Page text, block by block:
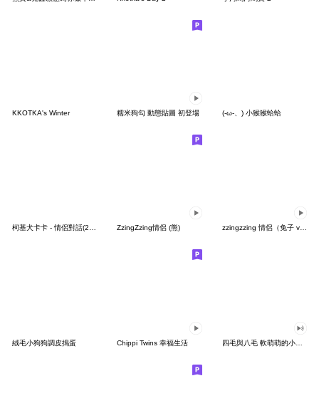
KKOTKA's Winter 糯米狗勾 動態貼圖 初登場 (-ω-、) 小猴猴蛤蛤
柯基犬卡卡 - 情侶對話(2) 卡卡篇♪ ZzingZzing情侶 (熊) zzingzzing 情侶（兔子 ver.）3
絨毛小狗狗調皮搗蛋 Chippi Twins 幸福生活 四毛與八毛 軟萌萌的小日常13